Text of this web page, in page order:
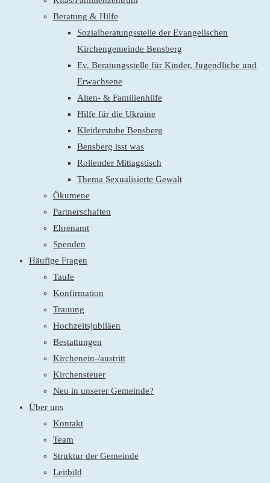
Beratung & Hilfe
Sozialberatungsstelle der Evangelischen
Kirchengemeinde Bensberg
Ev. Beratungsstelle für Kinder, Jugendliche und
Erwachsene
Alten- & Familienhilfe
Hilfe für die Ukraine
Kleiderstube Bensberg
Bensberg isst was
Rollender Mittagstisch
Thema Sexualisierte Gewalt
Ökumene
Partnerschaften
Ehrenamt
Spenden
Häufige Fragen
Taufe
Konfirmation
Trauung
Hochzeitsjubiläen
Bestattungen
Kirchenein-/austritt
Kirchensteuer
Neu in unserer Gemeinde?
Über uns
Kontakt
Team
Struktur der Gemeinde
Leitbild